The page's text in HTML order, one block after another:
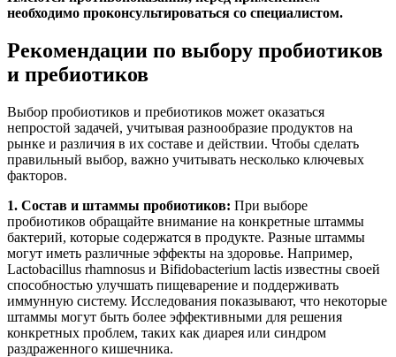
необходимо проконсультироваться со специалистом.
Рекомендации по выбору пробиотиков
и пребиотиков
Выбор пробиотиков и пребиотиков может оказаться
непростой задачей, учитывая разнообразие продуктов на
рынке и различия в их составе и действии. Чтобы сделать
правильный выбор, важно учитывать несколько ключевых
факторов.
1. Состав и штаммы пробиотиков: При выборе
пробиотиков обращайте внимание на конкретные штаммы
бактерий, которые содержатся в продукте. Разные штаммы
могут иметь различные эффекты на здоровье. Например,
Lactobacillus rhamnosus и Bifidobacterium lactis известны своей
способностью улучшать пищеварение и поддерживать
иммунную систему. Исследования показывают, что некоторые
штаммы могут быть более эффективными для решения
конкретных проблем, таких как диарея или синдром
раздраженного кишечника.